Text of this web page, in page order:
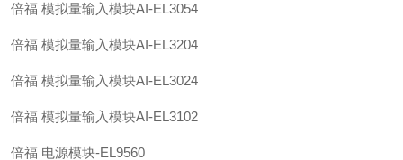
倍福 模拟量输入模块AI-EL3054
倍福 模拟量输入模块AI-EL3204
倍福 模拟量输入模块AI-EL3024
倍福 模拟量输入模块AI-EL3102
倍福 电源模块-EL9560